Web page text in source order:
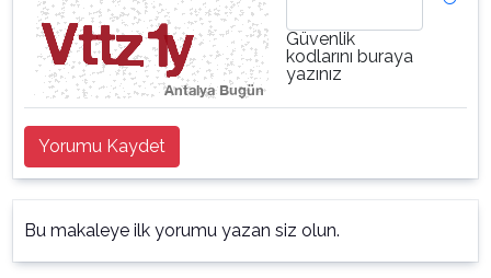
Güvenlik
kodlarını buraya
yazınız
Yorumu Kaydet
Bu makaleye ilk yorumu yazan siz olun.